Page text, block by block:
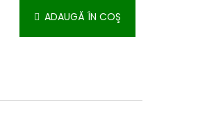
ADAUGĂ ÎN COŞ